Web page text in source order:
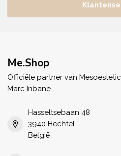
Me.Shop
Officiële partner van
Marc Inbane
Hasseltsebaan 48
3940 Hechtel
België